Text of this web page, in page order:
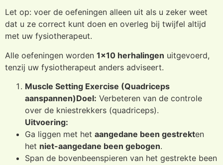
Let op: voer de oefeningen alleen uit als u zeker weet
dat u ze correct kunt doen en overleg bij twijfel altijd
met uw fysiotherapeut.
Alle oefeningen worden 1×10 herhalingen uitgevoerd,
tenzij uw fysiotherapeut anders adviseert.
Muscle Setting Exercise (Quadriceps
aanspannen)Doel: Verbeteren van de controle
over de kniestrekkers (quadriceps).
Uitvoering:
Ga liggen met het aangedane been gestrekten
het niet-aangedane been gebogen.
Span de bovenbeenspieren van het gestrekte been